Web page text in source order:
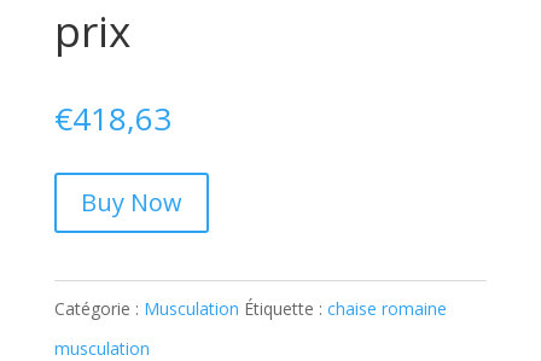
prix
€418,63
Buy Now
Catégorie : Musculation Étiquette : chaise romaine
musculation